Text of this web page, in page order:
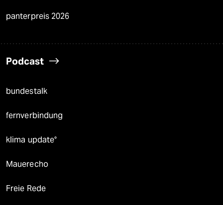
panterpreis 2026
Podcast
bundestalk
fernverbindung
klima update°
Mauerecho
Freie Rede